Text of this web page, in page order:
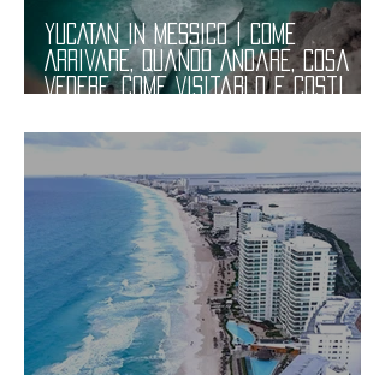
YUCATAN in MESSICO | Come
Arrivare, Quando Andare, Cosa
Vedere, Come Visitarlo e Costi.